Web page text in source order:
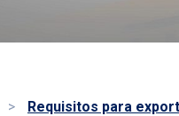
Requisitos para